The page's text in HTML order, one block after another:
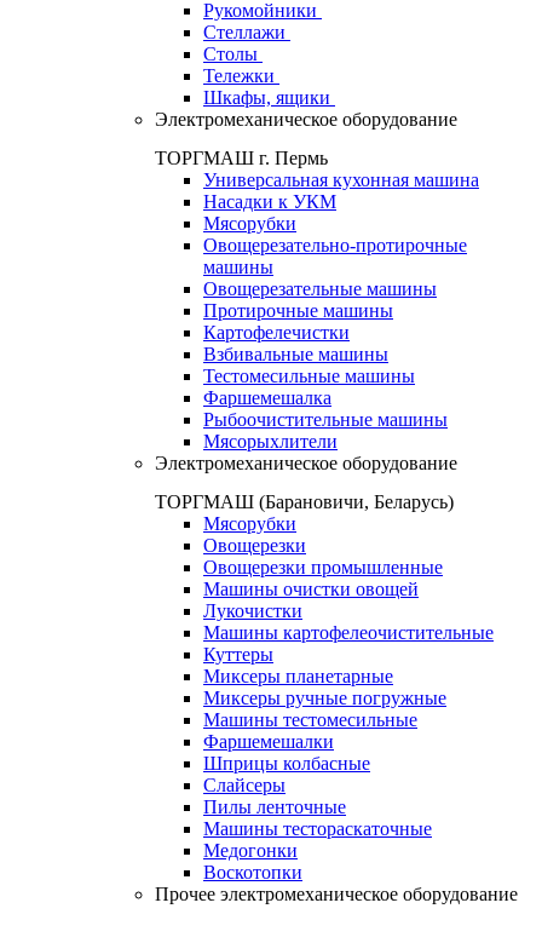
Рукомойники
Стеллажи
Столы
Тележки
Шкафы, ящики
Электромеханическое оборудование
ТОРГМАШ г. Пермь
Универсальная кухонная машина
Насадки к УКМ
Мясорубки
Овощерезательно-протирочные
машины
Овощерезательные машины
Протирочные машины
Картофелечистки
Взбивальные машины
Тестомесильные машины
Фаршемешалка
Рыбоочистительные машины
Мясорыхлители
Электромеханическое оборудование
ТОРГМАШ (Барановичи, Беларусь)
Мясорубки
Овощерезки
Овощерезки промышленные
Машины очистки овощей
Лукочистки
Машины картофелеочистительные
Куттеры
Миксеры планетарные
Миксеры ручные погружные
Машины тестомесильные
Фаршемешалки
Шприцы колбасные
Слайсеры
Пилы ленточные
Машины тестораскаточные
Медогонки
Воскотопки
Прочее электромеханическое оборудование